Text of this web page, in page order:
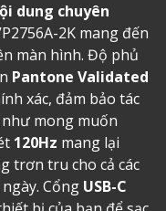
dung chuyên
2K mang đến
màn hình. Độ phủ
Pantone Validated
xác, đảm bảo tác
mong muốn
120Hz mang lại
trơn tru cho cả các
Cổng USB-C